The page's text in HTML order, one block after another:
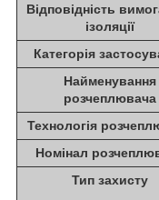
Відповідність
ізоляції
Категорія
Найменування
розчеплювача
Технологія
Номінал
Тип захисту